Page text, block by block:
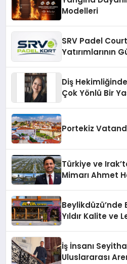
Modelleri
SRV Padel
Yatırımlarının
Diş
Çok Yönlü Bir
Portekiz
Türkiye ve
Mimarı Ahmet
Hayata
Beylikdüzü’nde
Yıldır Kalite ve
İş İnsanı
Uluslararası